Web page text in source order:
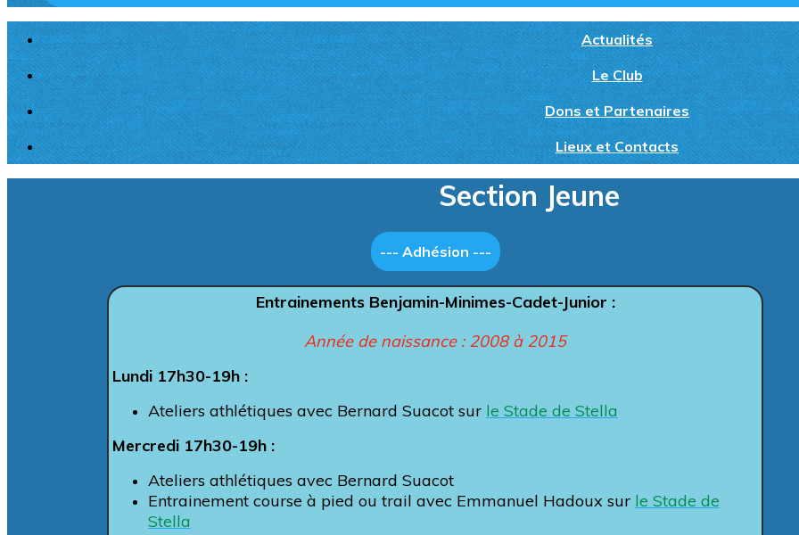
Actualités
Le Club
Dons et Partenaires
Lieux et Contacts
Section Jeune
--- Adhésion ---
Entrainements Benjamin-Minimes-Cadet-Junior :
Année de naissance : 2008 à 2015
Lundi 17h30-19h :
Ateliers athlétiques avec Bernard Suacot sur le Stade de Stella
Mercredi 17h30-19h :
Ateliers athlétiques avec Bernard Suacot
Entrainement course à pied ou trail avec Emmanuel Hadoux sur le Stade de
Stella